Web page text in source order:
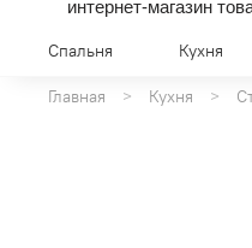
интернет-магазин
Спальня Кухня
Главная Кухня